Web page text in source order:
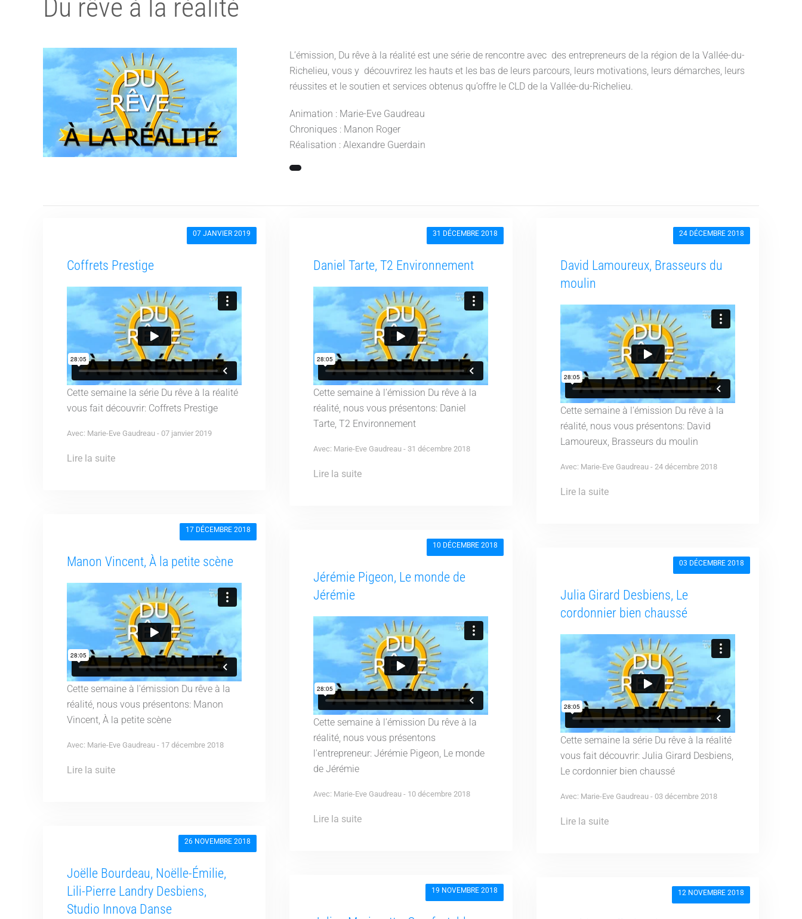
Du rêve à la réalité
L’émission, Du rêve à la réalité est une série de rencontre avec des entrepreneurs de la région de la Vallée-du-
Richelieu, vous y découvrirez les hauts et les bas de leurs parcours, leurs motivations, leurs démarches, leurs
réussites et le soutien et services obtenus qu’offre le CLD de la Vallée-du-Richelieu.
Animation : Marie-Eve Gaudreau
Chroniques : Manon Roger
Réalisation : Alexandre Guerdain
07 JANVIER 2019
Coffrets Prestige
Cette semaine la série Du rêve à la réalité
vous fait découvrir: Coffrets Prestige
Avec: Marie-Eve Gaudreau - 07 janvier 2019
Lire la suite
17 DÉCEMBRE 2018
Manon Vincent, À la petite scène
Cette semaine à l'émission Du rêve à la
réalité, nous vous présentons: Manon
Vincent, À la petite scène
Avec: Marie-Eve Gaudreau - 17 décembre 2018
Lire la suite
26 NOVEMBRE 2018
Joëlle Bourdeau, Noëlle-Émilie,
Lili-Pierre Landry Desbiens,
Studio Innova Danse
31 DÉCEMBRE 2018
Daniel Tarte, T2 Environnement
Cette semaine à l'émission Du rêve à la
réalité, nous vous présentons: Daniel
Tarte, T2 Environnement
Avec: Marie-Eve Gaudreau - 31 décembre 2018
Lire la suite
10 DÉCEMBRE 2018
Jérémie Pigeon, Le monde de
Jérémie
Cette semaine à l'émission Du rêve à la
réalité, nous vous présentons
l'entrepreneur: Jérémie Pigeon, Le monde
de Jérémie
Avec: Marie-Eve Gaudreau - 10 décembre 2018
Lire la suite
19 NOVEMBRE 2018
24 DÉCEMBRE 2018
David Lamoureux, Brasseurs du
moulin
Cette semaine à l'émission Du rêve à la
réalité, nous vous présentons: David
Lamoureux, Brasseurs du moulin
Avec: Marie-Eve Gaudreau - 24 décembre 2018
Lire la suite
03 DÉCEMBRE 2018
Julia Girard Desbiens, Le
cordonnier bien chaussé
Cette semaine la série Du rêve à la réalité
vous fait découvrir: Julia Girard Desbiens,
Le cordonnier bien chaussé
Avec: Marie-Eve Gaudreau - 03 décembre 2018
Lire la suite
12 NOVEMBRE 2018